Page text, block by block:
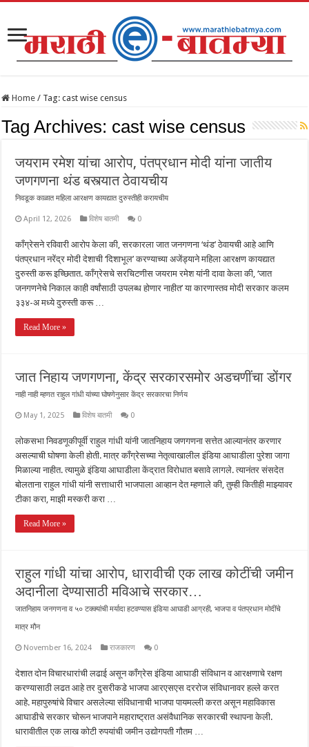
Home / Tag:cast wise census
Tag Archives: cast wise census
जयराम रमेश यांचा आरोप, पंतप्रधान मोदी यांना जातीय
जणगणना थंड बस्त्यात ठेवायचीय
निवडूक काळात महिला आरक्षण कायद्यात दुरुस्तीही करायचीय
April 12, 2026 विशेष बातमी 0
काँग्रेसने रविवारी आरोप केला की, सरकारला जात जनगणना ‘थंड’ ठेवायची आहे आणि
पंतप्रधान नरेंद्र मोदी देशाची ‘दिशाभूल’ करण्याच्या अजेंड्याने महिला आरक्षण कायद्यात
दुरुस्ती करू इच्छितात. काँग्रेसचे सरचिटणीस जयराम रमेश यांनी दावा केला की, ‘जात
जनगणनेचे निकाल काही वर्षांसाठी उपलब्ध होणार नाहीत’ या कारणास्तव मोदी सरकार कलम
३३४-अ मध्ये दुरुस्ती करू …
Read More »
जात निहाय जणगणना, केंद्र सरकारसमोर अडचणींचा डोंगर
नाही नाही म्हणत राहुल गांधी यांच्या घोषणेनुसार केंद्र सरकारचा निर्णय
May 1, 2025 विशेष बातमी 0
लोकसभा निवडणूकीपूर्वी राहुल गांधी यांनी जातनिहाय जणगणना सत्तेत आल्यानंतर करणार
असल्याची घोषणा केली होती. मात्र काँग्रेसच्या नेतृत्वाखालील इंडिया आघाडीला पुरेशा जागा
मिळाल्या नाहीत. त्यामुळे इंडिया आघाडीला केंद्रात विरोधात बसावे लागले. त्यानंतर संसदेत
बोलताना राहुल गांधी यांनी सत्ताधारी भाजपाला आव्हान देत म्हणाले की, तुम्ही कितीही माझ्यावर
टीका करा, माझी मस्करी करा …
Read More »
राहुल गांधी यांचा आरोप, धारावीची एक लाख कोटींची जमीन
अदानीला देण्यासाठी मविआचे सरकार…
जातनिहाय जनगणना व ५० टक्क्यांची मर्यादा हटवण्यास इंडिया आघाडी आग्रही, भाजपा व पंतप्रधान मोदींचे
मात्र मौन
November 16, 2024 राजकारण 0
देशात दोन विचारधारांची लढाई असून काँग्रेस इंडिया आघाडी संविधान व आरक्षणाचे रक्षण
करण्यासाठी लढत आहे तर दुसरीकडे भाजपा आरएसएस दररोज संविधानावर हल्ले करत
आहे. महापुरुषांचे विचार असलेल्या संविधानाची भाजपा पायमल्ली करत असून महाविकास
आघाडीचे सरकार चोरून भाजपाने महाराष्ट्रात असंवैधानिक सरकारची स्थापना केली.
धारावीतील एक लाख कोटी रुपयांची जमीन उद्योगपती गौतम …